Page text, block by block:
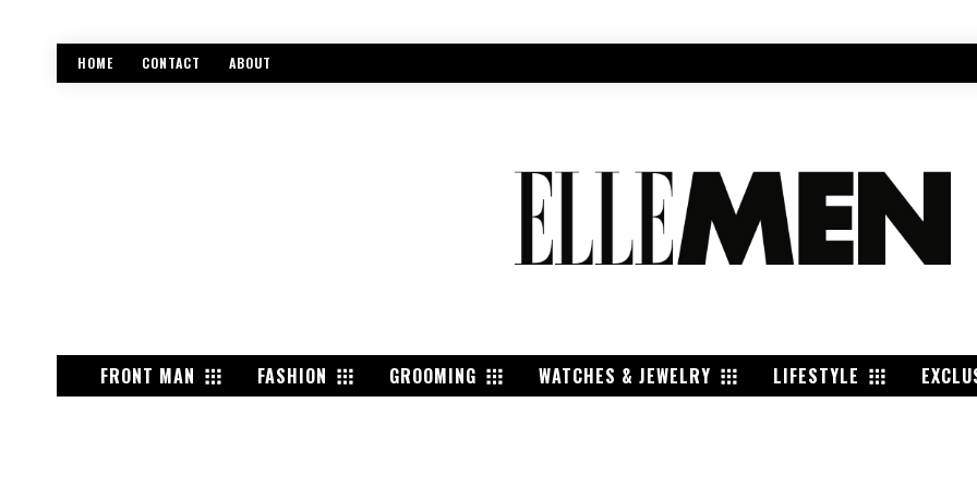
HOME CONTACT ABOUT
FRONT MAN FASHION GROOMING WATCHES & JEWELRY LIFESTYLE